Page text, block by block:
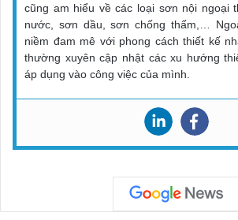
cũng am hiểu về các loại sơn nội ngoại
nước, sơn dầu, sơn chống thấm,…
niềm đam mê với phong cách thiết kế
thường xuyên cập nhật các xu hướng
áp dụng vào công việc của mình.